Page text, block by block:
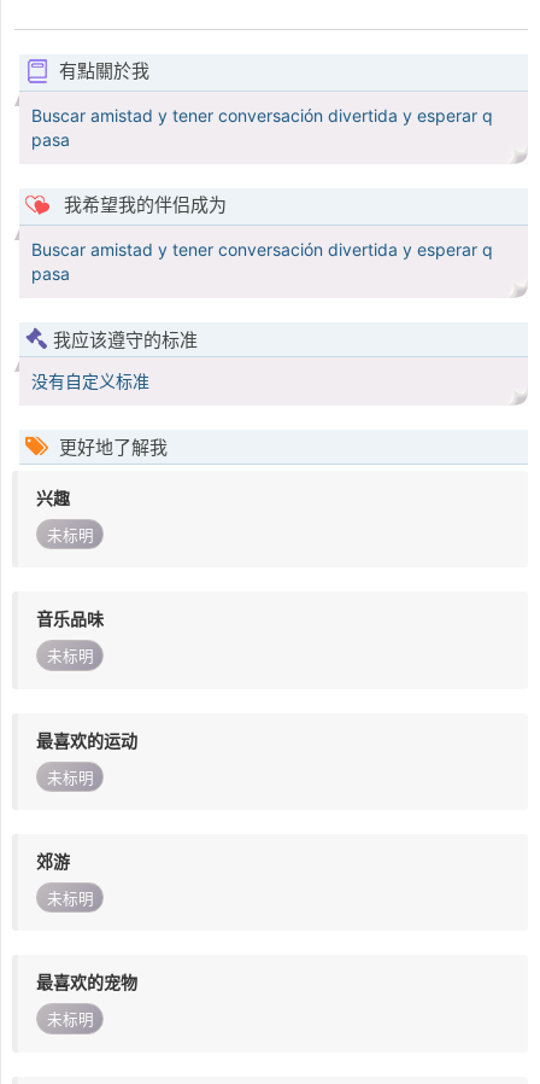
有點關於我
Buscar amistad y tener conversación divertida y esperar q
pasa
我希望我的伴侣成为
Buscar amistad y tener conversación divertida y esperar q
pasa
我应该遵守的标准
没有自定义标准
更好地了解我
兴趣
未标明
音乐品味
未标明
最喜欢的运动
未标明
郊游
未标明
最喜欢的宠物
未标明